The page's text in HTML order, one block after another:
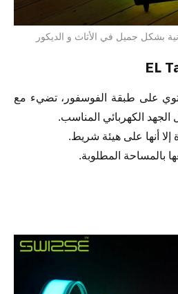
بشكل جميل في الأثاث و الديكور
على طبقة الفوسفور، تضيء مع
الكهربائي المناسب.
إلا أنها على هيئة شريط.
بالمساحة المطلوبة.